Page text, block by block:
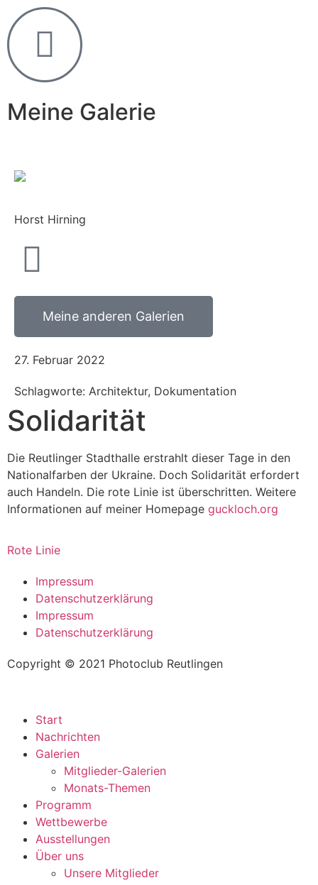
Meine Galerie
Horst Hirning
Meine anderen Galerien
27. Februar 2022
Schlagworte: Architektur, Dokumentation
Solidarität
Die Reutlinger Stadthalle erstrahlt dieser Tage in den
Nationalfarben der Ukraine. Doch Solidarität erfordert
auch Handeln. Die rote Linie ist überschritten. Weitere
Informationen auf meiner Homepage guckloch.org
Rote Linie
Impressum
Datenschutzerklärung
Impressum
Datenschutzerklärung
Copyright © 2021 Photoclub Reutlingen
Start
Nachrichten
Galerien
Mitglieder-Galerien
Monats-Themen
Programm
Wettbewerbe
Ausstellungen
Über uns
Unsere Mitglieder